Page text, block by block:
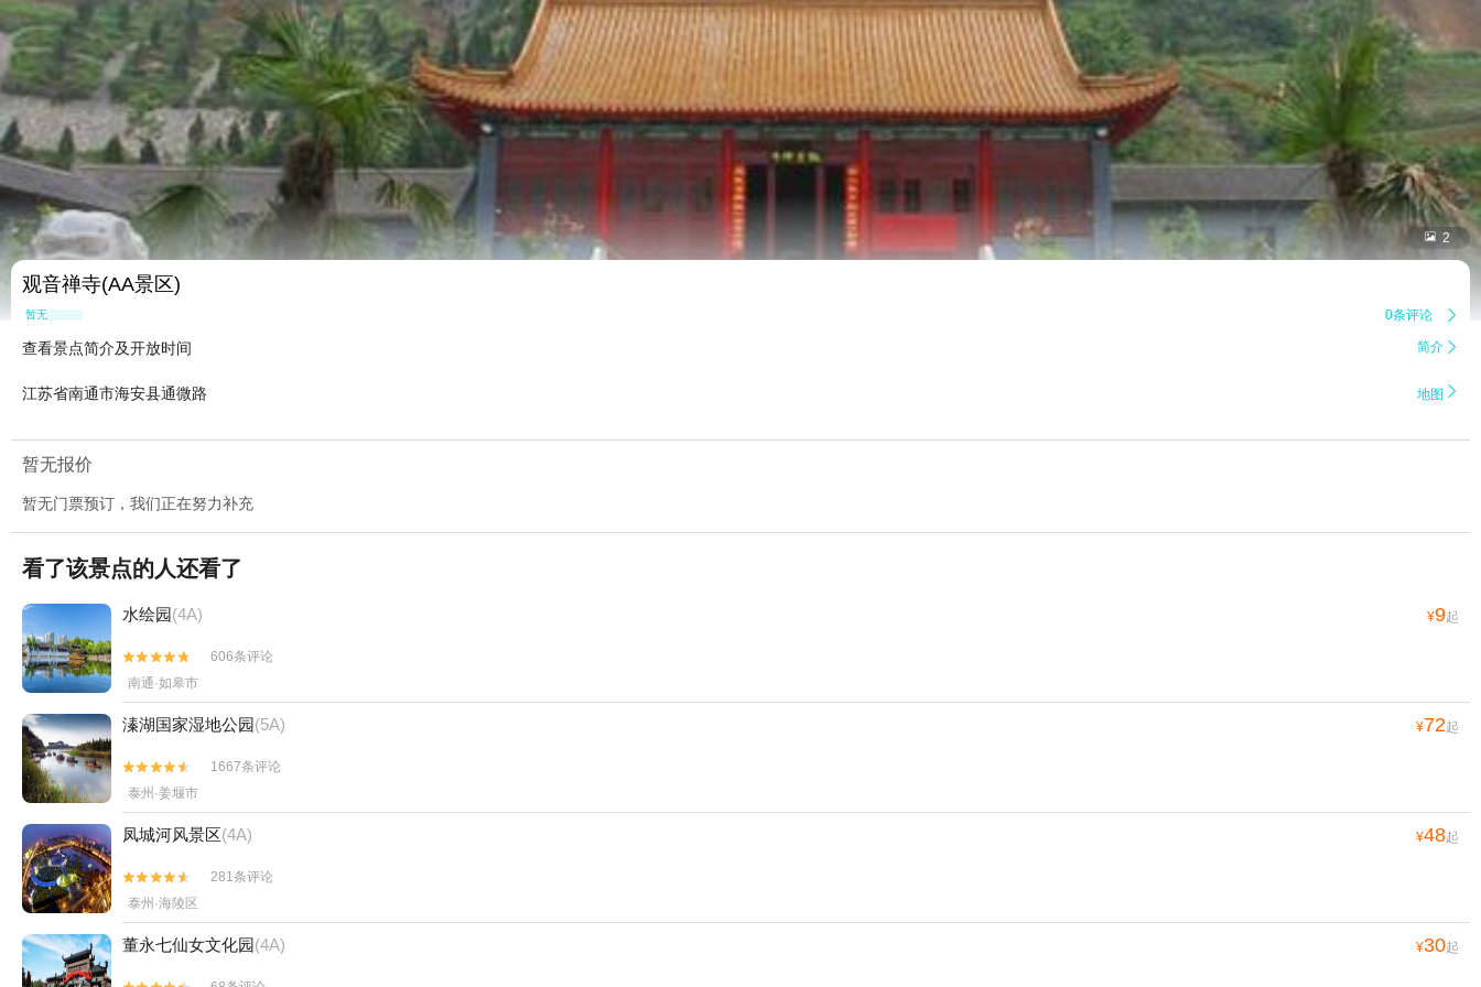
 2
观音禅寺(AA景区)
暂无点评 0条评论 
查看景点简介及开放时间 简介 
江苏省南通市海安县通微路 地图 
暂无报价
暂无门票预订，我们正在努力补充
看了该景点的人还看了
水绘园(4A) ¥9起


606条评论
南通·如皋市
溱湖国家湿地公园(5A) ¥72起


1667条评论
泰州·姜堰市
凤城河风景区(4A) ¥48起


281条评论
泰州·海陵区
董永七仙女文化园(4A) ¥30起